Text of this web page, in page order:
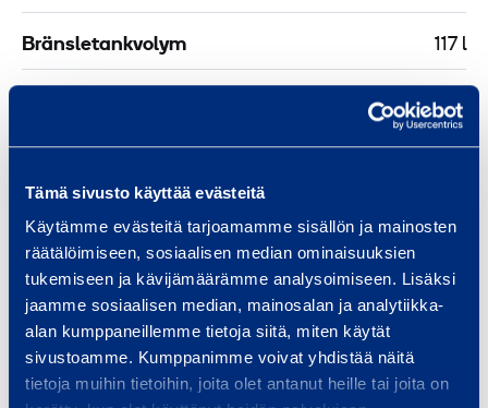
Tämä sivusto käyttää evästeitä
Käytämme evästeitä tarjoamamme sisällön ja mainosten
räätälöimiseen, sosiaalisen median ominaisuuksien
tukemiseen ja kävijämäärämme analysoimiseen. Lisäksi
jaamme sosiaalisen median, mainosalan ja analytiikka-
alan kumppaneillemme tietoja siitä, miten käytät
sivustoamme. Kumppanimme voivat yhdistää näitä
tietoja muihin tietoihin, joita olet antanut heille tai joita on
Bränsletankvolym 117 l
11 l/h
Transportlängd 12,23 m
Transportbredd
Transporthöjd 3,02 m